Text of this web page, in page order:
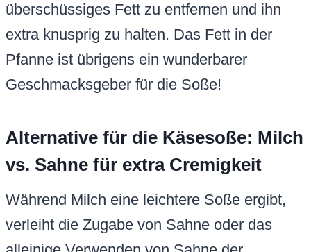
überschüssiges Fett zu entfernen und ihn
extra knusprig zu halten. Das Fett in der
Pfanne ist übrigens ein wunderbarer
Geschmacksgeber für die Soße!
Alternative für die Käsesoße: Milch
vs. Sahne für extra Cremigkeit
Während Milch eine leichtere Soße ergibt,
verleiht die Zugabe von Sahne oder das